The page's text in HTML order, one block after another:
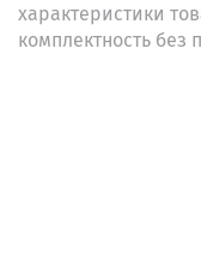
характеристики
комплектность без